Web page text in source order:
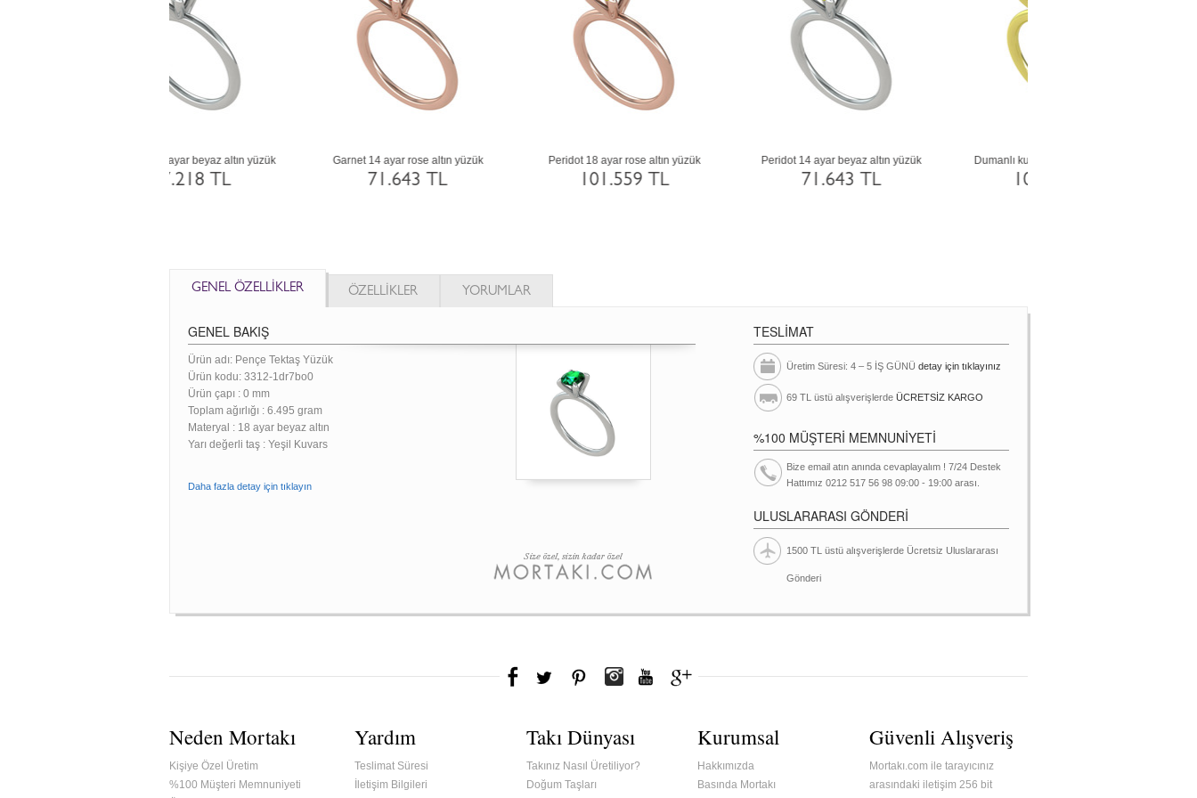
Dumanlı kuvars 18 ayar altın yüzük
101.559 TL
Ametist 8 ayar altın yüzük Kök yakut 8 ayar rose altın yüzük
37.279 TL
Akuamarin 14 ayar beyaz altın yüzük
GENEL ÖZELLİKLER ÖZELLİKLER YORUMLAR
GENEL BAKIŞ
Ürün adı: Pençe Tektaş Yüzük
Ürün kodu: 3312-1dr7bo0
Ürün çapı : 0 mm
Toplam ağırlığı : 6.495 gram
Materyal : 18 ayar beyaz altın
Yarı değerli taş : Yeşil Kuvars
Daha fazla detay için tıklayın
TESLİMAT
Üretim Süresi: 4 – 5 İŞ GÜNÜ detay için tıklayınız
69 TL üstü alışverişlerde ÜCRETSİZ KARGO
%100 MÜŞTERİ MEMNUNİYETİ
Bize email atın anında cevaplayalım ! 7/24 Destek
Hattımız 0212 517 56 98 09:00 - 19:00 arası.
ULUSLARARASI GÖNDERİ
1500 TL üstü alışverişlerde Ücretsiz Uluslararası
Gönderi
Neden Mortakı
Kişiye Özel Üretim
%100 Müşteri Memnuniyeti
Yardım
Teslimat Süresi
İletişim Bilgileri
Takı Dünyası
Takınız Nasıl Üretiliyor?
Doğum Taşları
Kurumsal
Hakkımızda
Basında Mortakı
Güvenli Alışveriş
Mortakı.com ile tarayıcınız
arasındaki iletişim 256 bit